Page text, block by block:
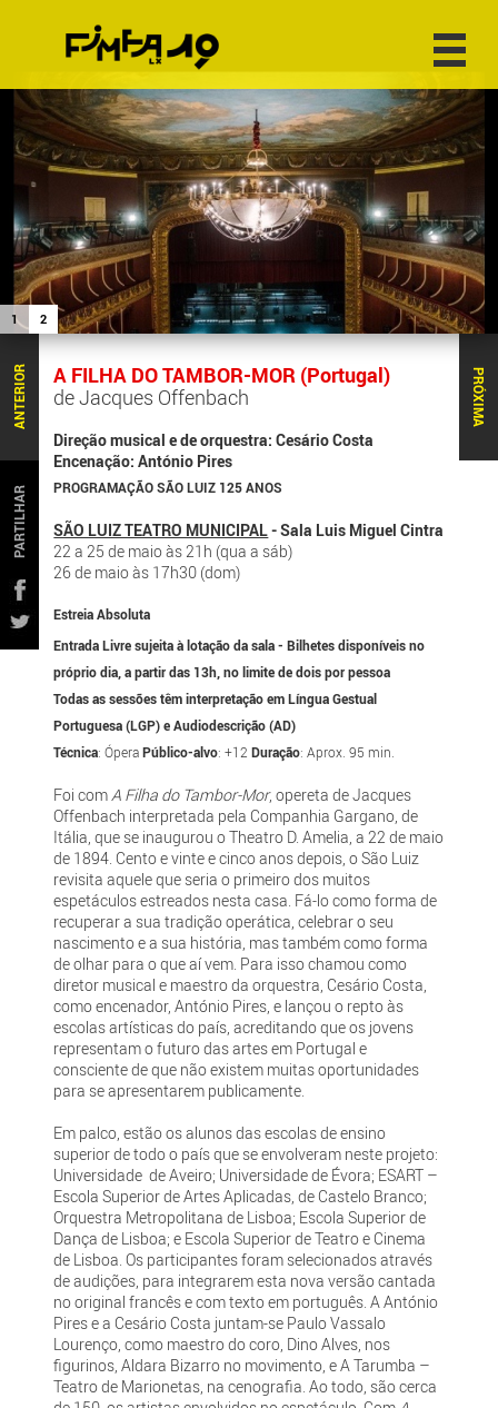
1 2
PRÓXIMA
ANTERIOR
PARTILHAR
A FILHA DO TAMBOR-MOR (Portugal)
de Jacques Offenbach
Direção musical e de orquestra: Cesário Costa
Encenação: António Pires
PROGRAMAÇÃO SÃO LUIZ 125 ANOS
SÃO LUIZ TEATRO MUNICIPAL- Sala Luis Miguel Cintra
22 a 25 de maio às 21h (qua a sáb)
26 de maio às 17h30 (dom)
Estreia Absoluta
Entrada Livre sujeita à lotação da sala - Bilhetes disponíveis no
próprio dia, a partir das 13h, no limite de dois por pessoa
Todas as sessões têm interpretação em Língua Gestual
Portuguesa (LGP) e Audiodescrição (AD)
Técnica: ÓperaPúblico-alvo: +12Duração: Aprox. 95 min.
Foi comA Filha do Tambor-Mor, opereta de Jacques
Offenbach interpretada pela Companhia Gargano, de
Itália, que se inaugurou o Theatro D. Amelia, a 22 de maio
de 1894. Cento e vinte e cinco anos depois, o São Luiz
revisita aquele que seria o primeiro dos muitos
espetáculos estreados nesta casa. Fá-lo como forma de
recuperar a sua tradição operática, celebrar o seu
nascimento e a sua história, mas também como forma
de olhar para o que aí vem. Para isso chamou como
diretor musical e maestro da orquestra, Cesário Costa,
como encenador, António Pires, e lançou o repto às
escolas artísticas do país, acreditando que os jovens
representam o futuro das artes em Portugal e
consciente de que não existem muitas oportunidades
para se apresentarem publicamente.
Em palco, estão os alunos das escolas de ensino
superior de todo o país que se envolveram neste projeto:
Universidade de Aveiro; Universidade de Évora; ESART –
Escola Superior de Artes Aplicadas, de Castelo Branco;
Orquestra Metropolitana de Lisboa; Escola Superior de
Dança de Lisboa; e Escola Superior de Teatro e Cinema
de Lisboa. Os participantes foram selecionados através
de audições, para integrarem esta nova versão cantada
no original francês e com texto em português. A António
Pires e a Cesário Costa juntam-se Paulo Vassalo
Lourenço, como maestro do coro, Dino Alves, nos
figurinos, Aldara Bizarro no movimento, e A Tarumba –
Teatro de Marionetas, na cenografia. Ao todo, são cerca